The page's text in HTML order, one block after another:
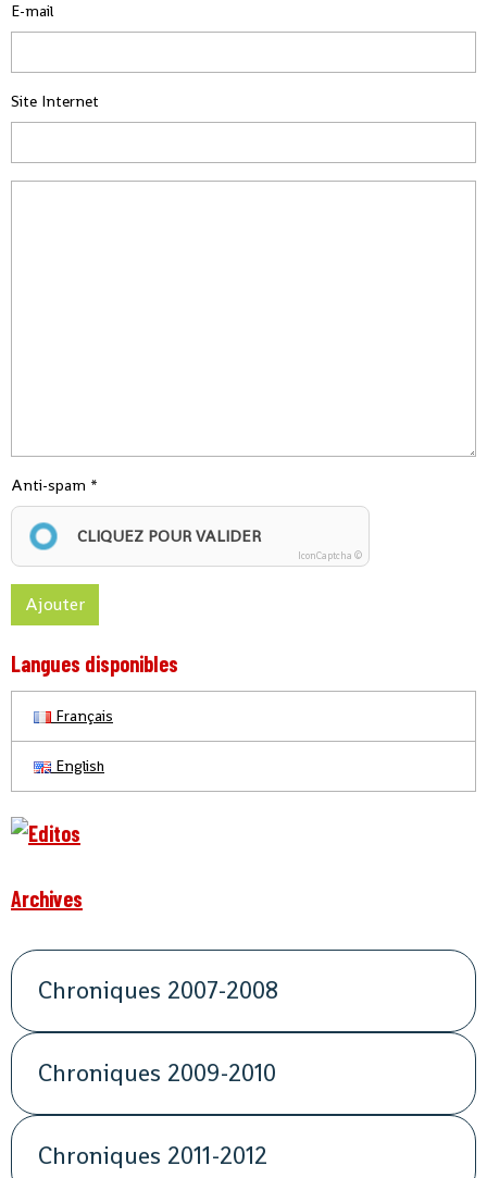
E-mail
Site Internet
Anti-spam
CLIQUEZ POUR VALIDER
IconCaptcha ©
Ajouter
Langues disponibles
Français
English
Archives
Chroniques 2007-2008
Chroniques 2009-2010
Chroniques 2011-2012